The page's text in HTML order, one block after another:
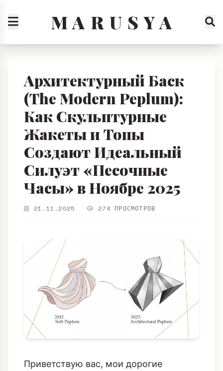
M A R U S Y A
Архитектурный Баск
(The Modern Peplum):
Как Скульптурные
Жакеты и Топы
Создают Идеальный
Силуэт «Песочные
Часы» в Ноябре 2025
21.11.2025 274 ПРОСМОТРОВ
Приветствую вас, мои дорогие